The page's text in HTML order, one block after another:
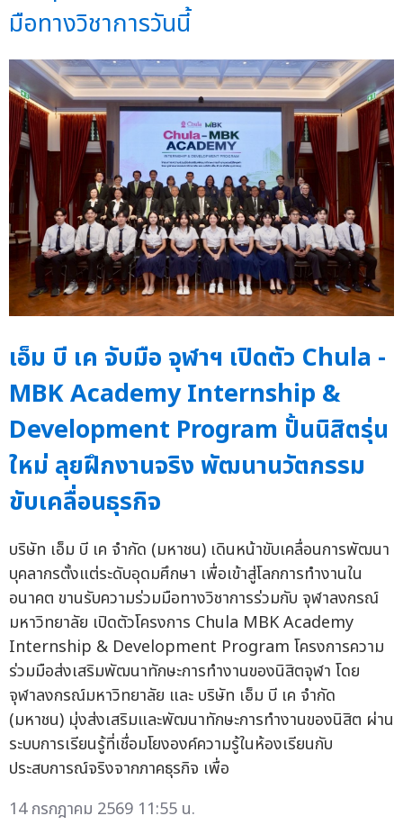
มือทางวิชาการวันนี้
เอ็ม บี เค จับมือ จุฬาฯ เปิดตัว Chula -
MBK Academy Internship &
Development Program ปั้นนิสิตรุ่น
ใหม่ ลุยฝึกงานจริง พัฒนานวัตกรรม
ขับเคลื่อนธุรกิจ
บริษัท เอ็ม บี เค จำกัด (มหาชน) เดินหน้าขับเคลื่อนการพัฒนา
บุคลากรตั้งแต่ระดับอุดมศึกษา เพื่อเข้าสู่โลกการทำงานใน
อนาคต ขานรับความร่วมมือทางวิชาการร่วมกับ จุฬาลงกรณ์
มหาวิทยาลัย เปิดตัวโครงการ Chula MBK Academy
Internship & Development Program โครงการความ
ร่วมมือส่งเสริมพัฒนาทักษะการทำงานของนิสิตจุฬา โดย
จุฬาลงกรณ์มหาวิทยาลัย และ บริษัท เอ็ม บี เค จำกัด
(มหาชน) มุ่งส่งเสริมและพัฒนาทักษะการทำงานของนิสิต ผ่าน
ระบบการเรียนรู้ที่เชื่อมโยงองค์ความรู้ในห้องเรียนกับ
ประสบการณ์จริงจากภาคธุรกิจ เพื่อ
14 กรกฎาคม 2569 11:55 น.